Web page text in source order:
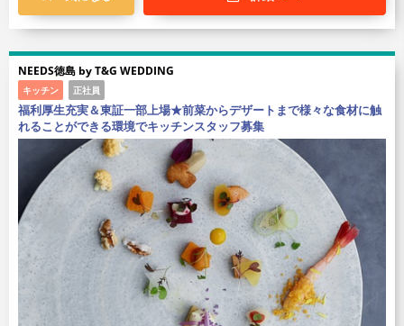
NEEDS徳島 by T&G WEDDING
キッチン 正社員
福利厚生充実＆東証一部上場★前菜からデザートまで様々な食材に触
れることができる環境でキッチンスタッフ募集